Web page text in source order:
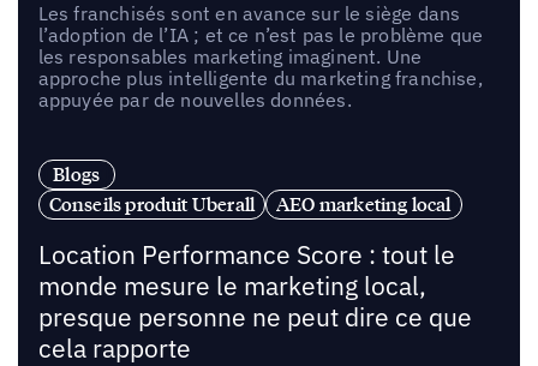
Les franchisés sont en avance sur le siège dans
l’adoption de l’IA ; et ce n’est pas le problème que
les responsables marketing imaginent. Une
approche plus intelligente du marketing franchise,
appuyée par de nouvelles données.
Blogs
Conseils produit Uberall
AEO marketing local
Location Performance Score : tout le
monde mesure le marketing local,
presque personne ne peut dire ce que
cela rapporte